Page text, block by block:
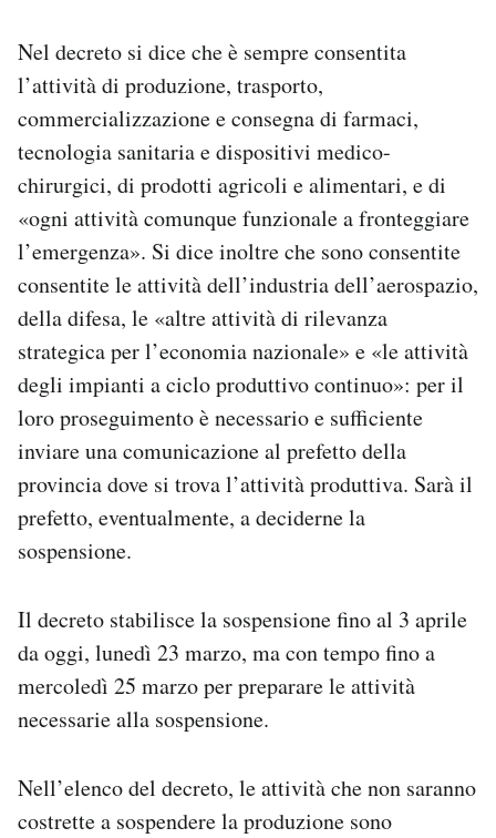
Newsletter
Regala il Post
Hai bisogno di aiuto?
Esci
Nel decreto si dice che è sempre consentita
l’attività di produzione, trasporto,
commercializzazione e consegna di farmaci,
tecnologia sanitaria e dispositivi medico-
chirurgici, di prodotti agricoli e alimentari, e di
«ogni attività comunque funzionale a fronteggiare
l’emergenza». Si dice inoltre che sono consentite
consentite le attività dell’industria dell’aerospazio,
della difesa, le «altre attività di rilevanza
strategica per l’economia nazionale» e «le attività
degli impianti a ciclo produttivo continuo»: per il
loro proseguimento è necessario e sufficiente
inviare una comunicazione al prefetto della
provincia dove si trova l’attività produttiva. Sarà il
prefetto, eventualmente, a deciderne la
sospensione.
Il decreto stabilisce la sospensione fino al 3 aprile
da oggi, lunedì 23 marzo, ma con tempo fino a
mercoledì 25 marzo per preparare le attività
necessarie alla sospensione.
Nell’elenco del decreto, le attività che non saranno
costrette a sospendere la produzione sono